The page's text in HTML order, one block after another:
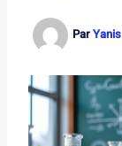
Par